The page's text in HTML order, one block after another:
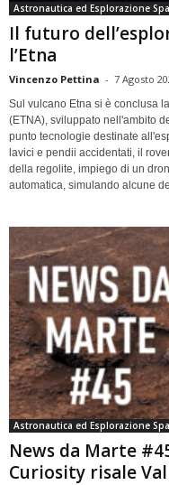
Astronautica ed Esplorazione
Il futuro
l’Etna
Vincenzo Pettina - 7 Agosto
Sul vulcano Etna si è conclusa
(ETNA), sviluppato nell'ambito
punto tecnologie destinate
lavici e pendii accidentati, il
della regolite, impiego di un
automatica, simulando alcune
Astronautica ed Esplorazione
News da Marte
Curiosity risale